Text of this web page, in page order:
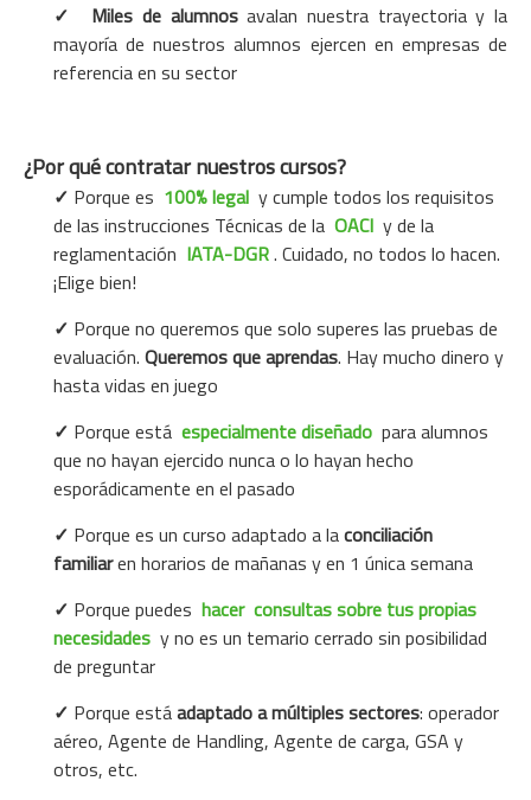
✓
Miles de alumnosavalan nuestra trayectoria y la
mayoría de nuestros alumnos ejercen en empresas de
referencia en su sector
¿Por qué contratar nuestros cursos?
✓ Porque es 100% legal y cumple todos los requisitos
de las instrucciones Técnicas de la OACI y de la
reglamentación IATA-DGR. Cuidado, no todos lo hacen.
¡Elige bien!
✓ Porque no queremos que solo superes las pruebas de
evaluación. Queremos que aprendas. Hay mucho dinero y
hasta vidas en juego
✓ Porque está especialmente diseñado para alumnos
que no hayan ejercido nunca o lo hayan hecho
esporádicamente en el pasado
✓ Porque es un curso adaptado a laconciliación
familiaren horarios de mañanas y en 1 única semana
✓ Porque puedes hacer consultas sobre tus propias
necesidades y no es un temario cerrado sin posibilidad
de preguntar
✓ Porque estáadaptado amúltiples sectores: operador
aéreo, Agente de Handling, Agente de carga, GSA y
otros, etc.